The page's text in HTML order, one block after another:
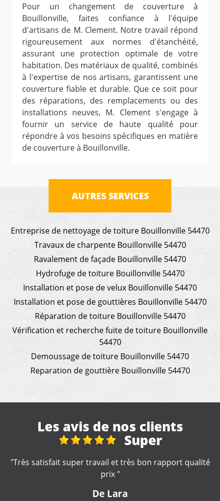
Pour un changement de couverture à
Bouillonville, faites confiance à l'équipe
d'artisans de M. Clement. Notre travail répond
rigoureusement aux normes d'étanchéité,
assurant une protection optimale de votre
habitation. Des matériaux de qualité, combinés
à l'expertise de nos artisans, garantissent une
couverture fiable et durable. Que ce soit pour
des réparations, des remplacements ou des
installations neuves, M. Clement s'engage à
fournir un service de haute qualité pour
répondre à vos besoins spécifiques en matière
de couverture à Bouillonville.
AUTRES SERVICES
Entreprise de nettoyage de toiture Bouillonville 54470
Travaux de charpente Bouillonville 54470
Ravalement de façade Bouillonville 54470
Hydrofuge de toiture Bouillonville 54470
Installation et pose de velux Bouillonville 54470
Installation et pose de gouttières Bouillonville 54470
Réparation de toiture Bouillonville 54470
Vérification et recherche fuite de toiture Bouillonville
54470
Demoussage de toiture Bouillonville 54470
Reparation de gouttière Bouillonville 54470
Les avis de nos clients
qualité
Fuite
"Artisan réactif et compétent. A